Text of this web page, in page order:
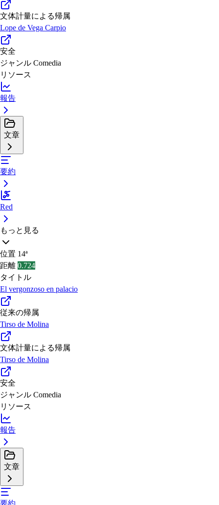
文体計量による帰属
Lope de Vega Carpio
安全
ジャンル Comedia
リソース
報告
文章
要約
Red
もっと見る
位置 14ª
距離 0.724
タイトル
El vergonzoso en palacio
従来の帰属
Tirso de Molina
文体計量による帰属
Tirso de Molina
安全
ジャンル Comedia
リソース
報告
文章